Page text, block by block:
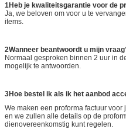
1Heb je kwaliteitsgarantie voor de
Ja, we beloven om voor u te
items.
2Wanneer beantwoordt u mijn
Normaal gesproken binnen 2 uur in
mogelijk te antwoorden.
3Hoe bestel ik als ik het aanbod
We maken een proforma factuur
en we zullen alle details op de
dienovereenkomstig kunt regelen.